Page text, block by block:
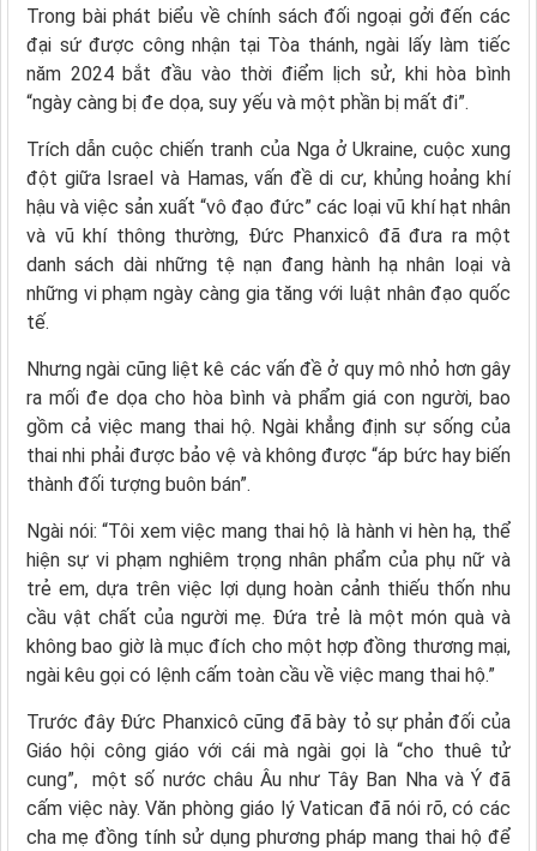
Trong bài phát biểu về chính sách đối ngoại gởi đến các
đại sứ được công nhận tại Tòa thánh, ngài lấy làm tiếc
năm 2024 bắt đầu vào thời điểm lịch sử, khi hòa bình
“ngày càng bị đe dọa, suy yếu và một phần bị mất đi”.
Trích dẫn cuộc chiến tranh của Nga ở Ukraine, cuộc xung
đột giữa Israel và Hamas, vấn đề di cư, khủng hoảng khí
hậu và việc sản xuất “vô đạo đức” các loại vũ khí hạt nhân
và vũ khí thông thường, Đức Phanxicô đã đưa ra một
danh sách dài những tệ nạn đang hành hạ nhân loại và
những vi phạm ngày càng gia tăng với luật nhân đạo quốc
tế.
Nhưng ngài cũng liệt kê các vấn đề ở quy mô nhỏ hơn gây
ra mối đe dọa cho hòa bình và phẩm giá con người, bao
gồm cả việc mang thai hộ. Ngài khẳng định sự sống của
thai nhi phải được bảo vệ và không được “áp bức hay biến
thành đối tượng buôn bán”.
Ngài nói: “Tôi xem việc mang thai hộ là hành vi hèn hạ, thể
hiện sự vi phạm nghiêm trọng nhân phẩm của phụ nữ và
trẻ em, dựa trên việc lợi dụng hoàn cảnh thiếu thốn nhu
cầu vật chất của người mẹ. Đứa trẻ là một món quà và
không bao giờ là mục đích cho một hợp đồng thương mại,
ngài kêu gọi có lệnh cấm toàn cầu về việc mang thai hộ.”
Trước đây Đức Phanxicô cũng đã bày tỏ sự phản đối của
Giáo hội công giáo với cái mà ngài gọi là “cho thuê tử
cung”, một số nước châu Âu như Tây Ban Nha và Ý đã
cấm việc này. Văn phòng giáo lý Vatican đã nói rõ, có các
cha mẹ đồng tính sử dụng phương pháp mang thai hộ để